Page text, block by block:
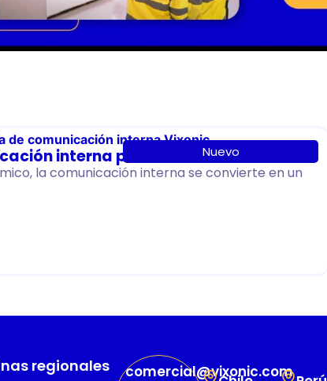
Nuevo
interna para 2026
la comunicación interna se convierte en un
regionales comercial@vixonic.com